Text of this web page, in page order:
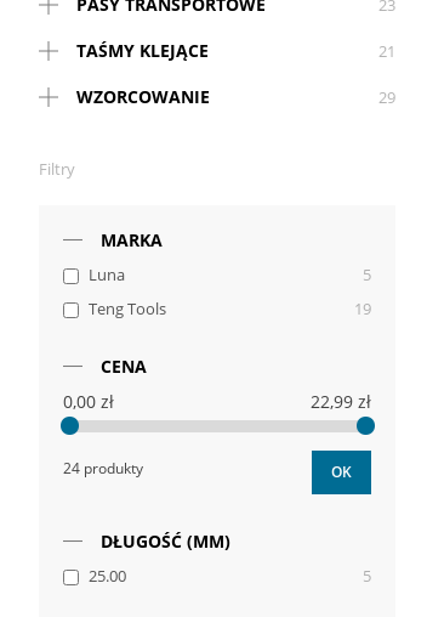
TAŚMY KLEJĄCE 21
WZORCOWANIE 29
Filtry
MARKA
Luna
5
Teng Tools
19
CENA
0,00 zł
22,99 zł
24 produkty OK
DŁUGOŚĆ (MM)
25.00 5